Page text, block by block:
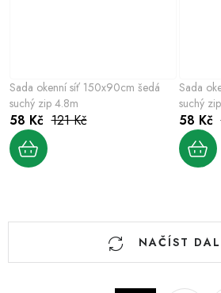
Sada okenní síť 150x90cm šedá
suchý zip 4.8m
58 Kč 121 Kč
Sada
suchý
58 Kč
O
NAČÍST